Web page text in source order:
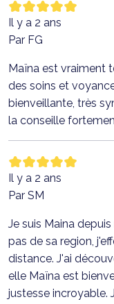
Il y a 2 ans
Par FG
Maïna est vraiment
des soins et
bienveillante, très
la conseille
Il y a 2 ans
Par SM
Je suis Maina
pas de sa region,
distance. J'ai
elle Maïna est
justesse incroyable.